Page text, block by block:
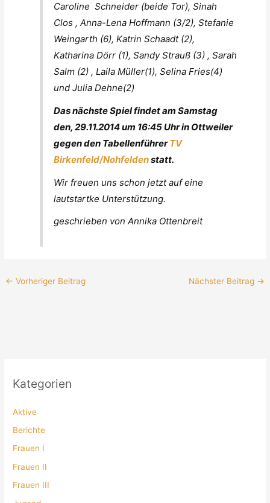
Kategorien
Aktive
Berichte
Frauen I
Frauen II
Frauen III
Caroline Schneider (beide Tor), Sinah
Clos , Anna-Lena Hoffmann (3/2), Stefanie
Weingarth (6), Katrin Schaadt (2),
Katharina Dörr (1), Sandy Strauß (3) , Sarah
Salm (2) , Laila Müller(1), Selina Fries(4)
und Julia Dehne(2)
Das nächste Spiel findet am Samstag
den, 29.11.2014 um 16:45 Uhr in Ottweiler
gegen den TabellenführerTV
Birkenfeld/Nohfeldenstatt.
Wir freuen uns schon jetzt auf eine
lautstartke Unterstützung.
geschrieben von Annika Ottenbreit
← Vorheriger Beitrag Nächster Beitrag →